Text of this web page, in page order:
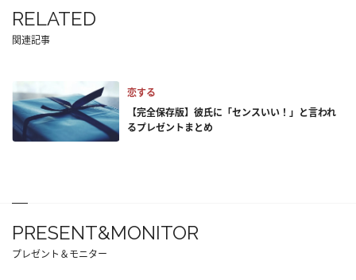
RELATED
関連記事
恋する
【完全保存版】彼氏に「センスいい！」と言われ
るプレゼントまとめ
PRESENT&MONITOR
プレゼント＆モニター